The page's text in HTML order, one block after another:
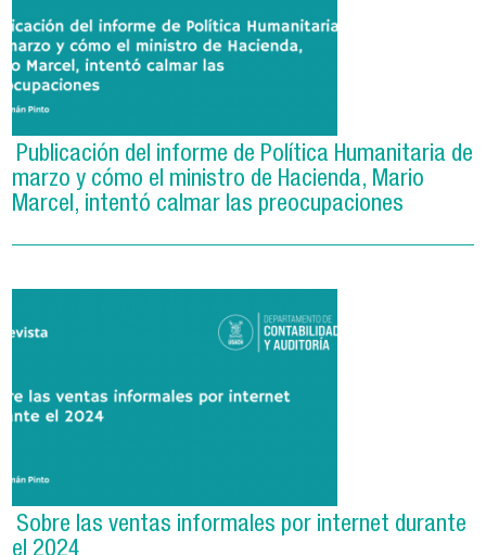
Publicación del informe de Política Humanitaria de
marzo y cómo el ministro de Hacienda, Mario
Marcel, intentó calmar las preocupaciones
Sobre las ventas informales por internet durante